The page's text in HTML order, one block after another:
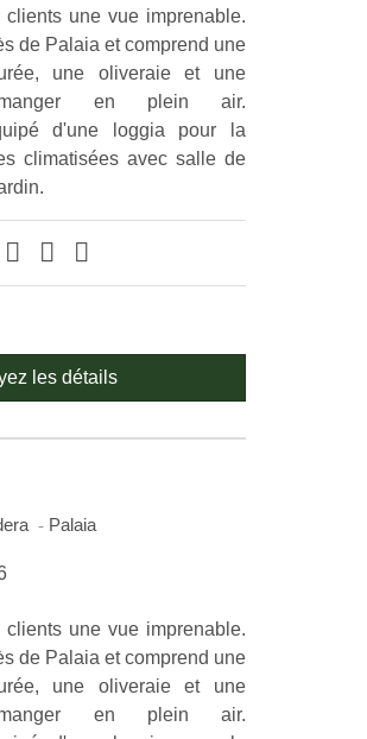
une vue imprenable.
de Palaia et comprend une
une oliveraie et une
en plein air.
d'une loggia pour la
climatisées avec salle de
les détails
Palaia
une vue imprenable.
de Palaia et comprend une
une oliveraie et une
en plein air.